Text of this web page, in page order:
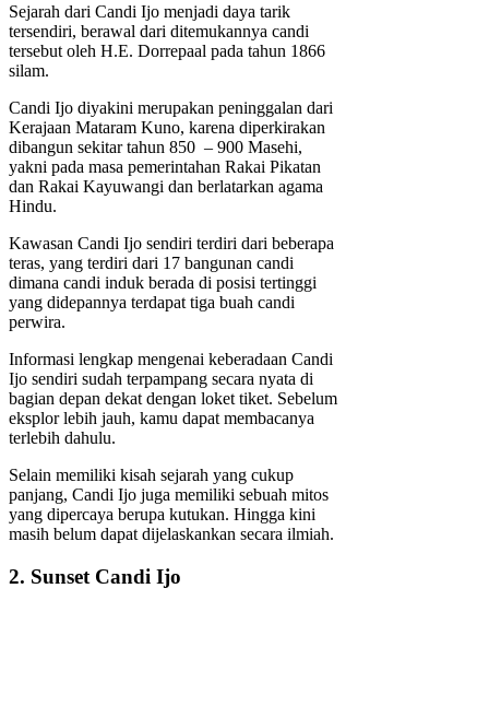
Sejarah dari Candi Ijo menjadi daya tarik
tersendiri, berawal dari ditemukannya candi
tersebut oleh H.E. Dorrepaal pada tahun 1866
silam.
Candi Ijo diyakini merupakan peninggalan dari
Kerajaan Mataram Kuno, karena diperkirakan
dibangun sekitar tahun 850 – 900 Masehi,
yakni pada masa pemerintahan Rakai Pikatan
dan Rakai Kayuwangi dan berlatarkan agama
Hindu.
Kawasan Candi Ijo sendiri terdiri dari beberapa
teras, yang terdiri dari 17 bangunan candi
dimana candi induk berada di posisi tertinggi
yang didepannya terdapat tiga buah candi
perwira.
Informasi lengkap mengenai keberadaan Candi
Ijo sendiri sudah terpampang secara nyata di
bagian depan dekat dengan loket tiket. Sebelum
eksplor lebih jauh, kamu dapat membacanya
terlebih dahulu.
Selain memiliki kisah sejarah yang cukup
panjang, Candi Ijo juga memiliki sebuah mitos
yang dipercaya berupa kutukan. Hingga kini
masih belum dapat dijelaskankan secara ilmiah.
2. Sunset Candi Ijo